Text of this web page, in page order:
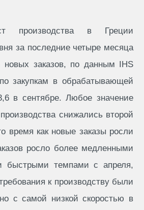
производства в Греции
за последние четыре месяца
новых заказов, по данным IHS
закупкам в обрабатывающей
в сентябре. Любое значение
снижались второй
время как новые заказы росли
росло более медленными
быстрыми темпами с апреля,
к производству были
с самой низкой скоростью в